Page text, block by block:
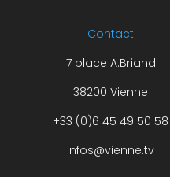
Contact
7 place A.Briand
38200 Vienne
+33 (0)6 45 49 50 58
infos@vienne.tv